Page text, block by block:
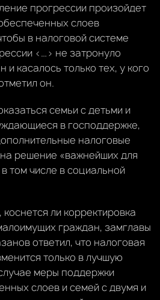
прогрессии произойдет
слоев
в налоговой системе
<…> не затронуло
и касалось только тех, у кого
он.
семьи с детьми и
в господдержке,
налоговые
решение «важнейших для
том числе в социальной
ли корректировка
граждан, замглавы
ответил, что налоговая
только в лучшую
меры поддержки
слоев и семей с двумя и